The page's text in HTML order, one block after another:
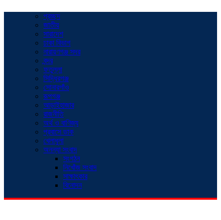
প্রচ্ছদ
জাতীয়
সারাদেশ
ঢাকা বিভাগ
নারায়ণগঞ্জ সদর
বন্দর
ফতুল্লা
সিদ্ধিরগঞ্জ
সোনারগাঁও
রূপগঞ্জ
আড়াইহাজার
রাজনীতি
অর্থ ও বাণিজ্য
প্রবাসে ডাক
খেলাধুলা
অনন্যা সংবাদ
সংগঠন
নিখোঁজ সংবাদ
সাক্ষাৎকার
বিনোদন